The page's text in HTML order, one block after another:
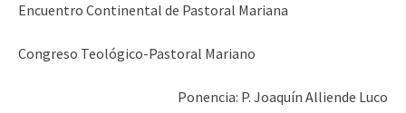
Encuentro Continental de Pastoral Mariana
Congreso Teológico-Pastoral Mariano
Ponencia: P. Joaquín Alliende Luco